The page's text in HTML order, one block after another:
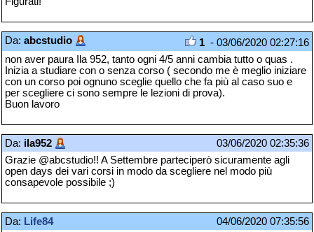
Da: abcstudio 1 - 03/06/2020 02:27:16
non aver paura Ila 952, tanto ogni 4/5 anni cambia tutto o quas .
Inizia a studiare con o senza corso ( secondo me è meglio iniziare
con un corso poi ognuno sceglie quello che fa più al caso suo e
per scegliere ci sono sempre le lezioni di prova).
Buon lavoro
Da: ila952
03/06/2020 02:35:36
Grazie @abcstudio!! A Settembre parteciperò sicuramente agli
open days dei vari corsi in modo da scegliere nel modo più
consapevole possibile ;)
Da: Life84
04/06/2020 07:35:56